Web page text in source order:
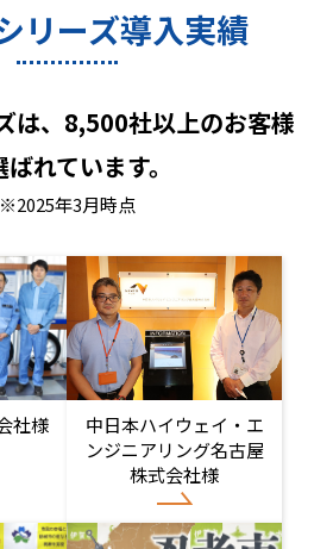
リーズ導入実績
は、8,500社以上のお客様
ばれています。
※2025年3月時点
社様
中日本ハイウェイ・エ
ンジニアリング名古屋
株式会社様